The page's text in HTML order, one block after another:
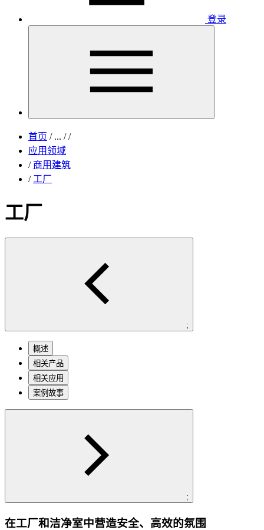
登录
首页 /... / /
应用领域
/ 商用建筑
/ 工厂
工厂
;
概述
相关产品
相关应用
案例故事
;
在工厂和洁净室中营造安全、高效的氛围